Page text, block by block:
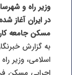
وزیر راه و
در ایران آغاز
مسکن جامعه
به گزارش
اسلامی، وزیر